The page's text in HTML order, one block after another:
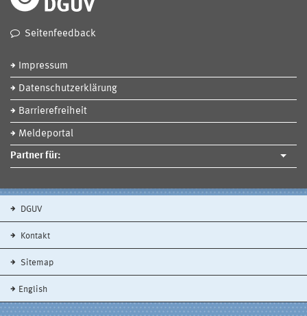
Seitenfeedback
Impressum
Datenschutzerklärung
Barrierefreiheit
Meldeportal
Partner für:
DGUV
Kontakt
Sitemap
English